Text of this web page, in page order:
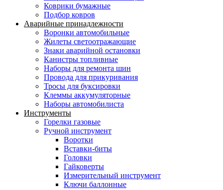
Коврики бумажные
Подбор ковров
Аварийные принадлежности
Воронки автомобильные
Жилеты светоотражающие
Знаки аварийной остановки
Канистры топливные
Наборы для ремонта шин
Провода для прикуривания
Тросы для буксировки
Клеммы аккумуляторные
Наборы автомобилиста
Инструменты
Горелки газовые
Ручной инструмент
Воротки
Вставки-биты
Головки
Гайковерты
Измерительный инструмент
Ключи баллонные